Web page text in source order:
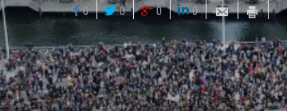
0 0 0 0